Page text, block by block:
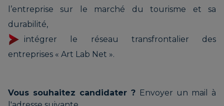
l’entreprise sur le marché du tourisme et sa
durabilité,
intégrer le réseau transfrontalier des
entreprises « Art Lab Net ».
Vous souhaitez candidater ? Envoyer un mail à